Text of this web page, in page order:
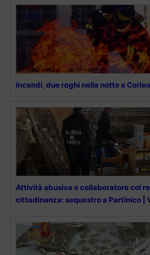
Incendi, due roghi nella notte a
Attività abusiva e collaboratore col
cittadinanza: sequestro a Partinico |